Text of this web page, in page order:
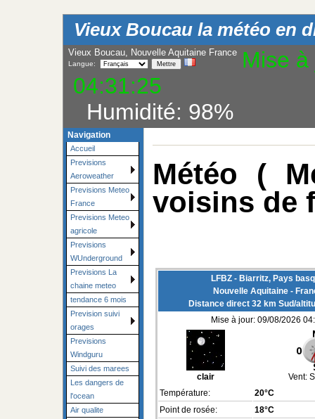
Vieux Boucau la météo en
Vieux Boucau, Nouvelle Aquitaine France
Langue:
Mise à
04:31:25
Humidité: 98%
Navigation
Accueil
Previsions
Aeroweather
Previsions Meteo
France
Previsions Meteo
agricole
Previsions
WUnderground
Previsions La
chaine meteo
tendance 6 mois
Prevision suivi
orages
Previsions
Windguru
Suivi des marees
Les dangers de
l'ocean
Air qualite
Météo (
voisins de
LFBZ - Biarritz, Pays
Nouvelle Aquitaine -
Distance direct 32 km Sud/
Mise à jour: 09/08/2026
clair Vent:
Température:
20°C
Point de rosée:
18°C